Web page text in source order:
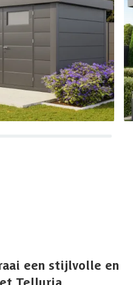
een stijlvolle en
Telluria